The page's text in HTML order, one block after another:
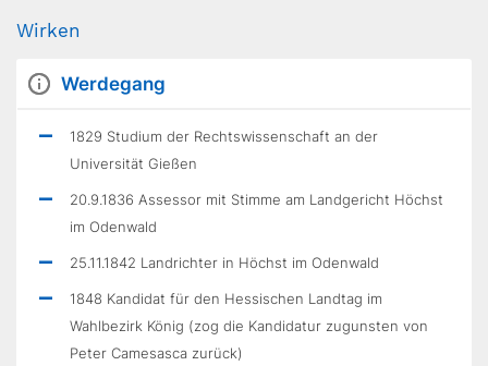
Wirken
Werdegang
1829 Studium der Rechtswissenschaft an der
Universität Gießen
20.9.1836 Assessor mit Stimme am Landgericht Höchst
im Odenwald
25.11.1842 Landrichter in Höchst im Odenwald
1848 Kandidat für den Hessischen Landtag im
Wahlbezirk König (zog die Kandidatur zugunsten von
Peter Camesasca zurück)